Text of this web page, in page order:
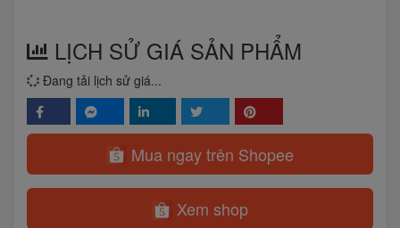
LỊCH SỬ GIÁ SẢN PHẨM
Đang tải lịch sử giá...
Mua ngay trên Shopee
Xem shop